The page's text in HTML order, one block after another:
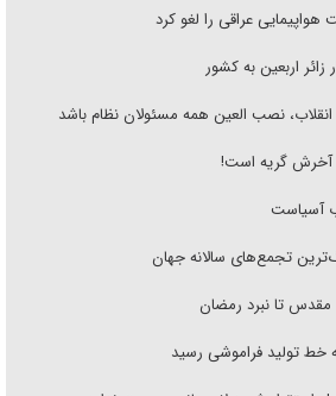
عراقی را لغو کرد
نصب العین همه مسئولان نظام باشد
گریه است!
آسیاست
تجمع‌های سالانه جهان
مقدس تا نبرد رمضان
خط تولید فراموشی رسید